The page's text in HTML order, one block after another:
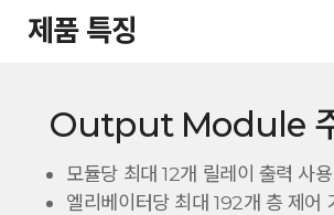
제품 특징
Output Module
모듈당 최대 12개 릴레이 출력 사용
엘리베이터당 최대 192개 층 제어